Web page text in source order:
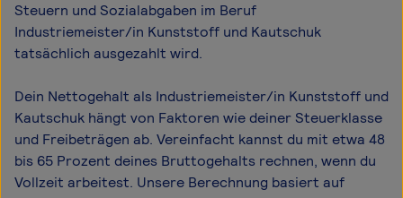
Steuern und Sozialabgaben im Beruf
Industriemeister/in Kunststoff und Kautschuk
tatsächlich ausgezahlt wird.
Dein Nettogehalt als Industriemeister/in Kunststoff und
Kautschuk hängt von Faktoren wie deiner Steuerklasse
und Freibeträgen ab. Vereinfacht kannst du mit etwa 48
bis 65 Prozent deines Bruttogehalts rechnen, wenn du
Vollzeit arbeitest. Unsere Berechnung basiert auf